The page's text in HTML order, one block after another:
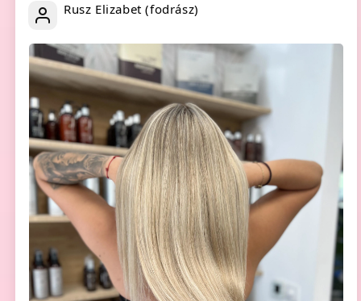
Rusz Elizabet (fodrász)